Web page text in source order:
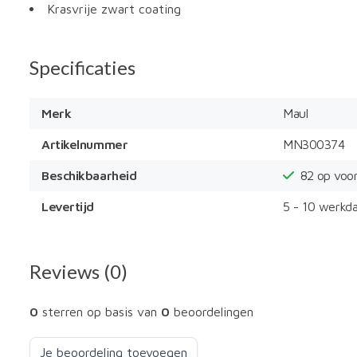
Krasvrije zwart coating
Specificaties
Merk Maul
Artikelnummer MN300374
Beschikbaarheid 82 op
Levertijd 5 - 10
Reviews (0)
0 sterren op basis van 0 beoordelingen
Je beoordeling toevoegen